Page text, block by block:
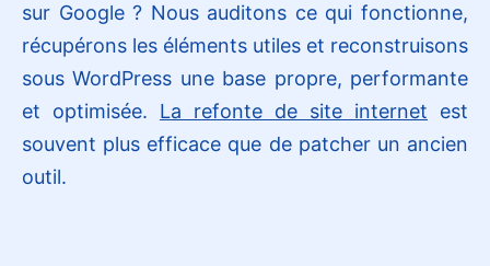
sur Google ? Nous auditons ce qui fonctionne,
récupérons les éléments utiles et reconstruisons
sous WordPress une base propre, performante
et optimisée. La refonte de site internet est
souvent plus efficace que de patcher un ancien
outil.